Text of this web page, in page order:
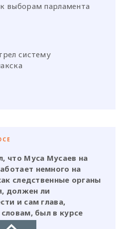
выборам парламента
систему
что Муса Мусаев на
немного на
следственные органы
должен ли
и сам глава,
был в курсе